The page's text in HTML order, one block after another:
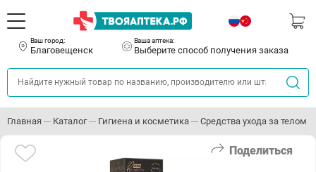
Ваш город:
Благовещенск
Ваша аптека:
Выберите способ получения заказа
Главная Каталог Гигиена и косметика Средства ухода за телом
Поделиться